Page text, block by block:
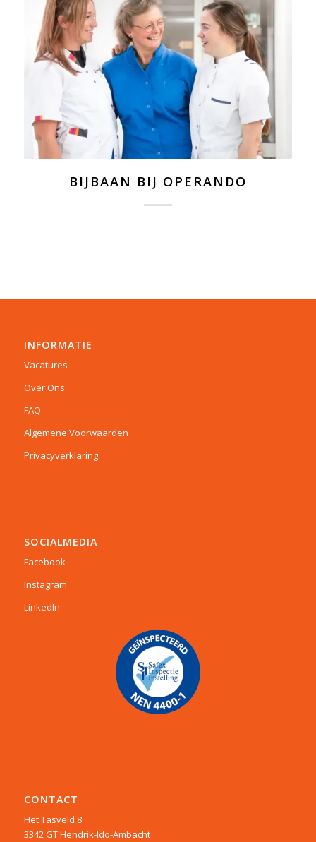
BIJBAAN BIJ OPERANDO
INFORMATIE
Vacatures
Over Ons
FAQ
Algemene Voorwaarden
Privacyverklaring
SOCIALMEDIA
Facebook
Instagram
LinkedIn
CONTACT
Het Tasveld 8
3342 GT Hendrik-Ido-Ambacht